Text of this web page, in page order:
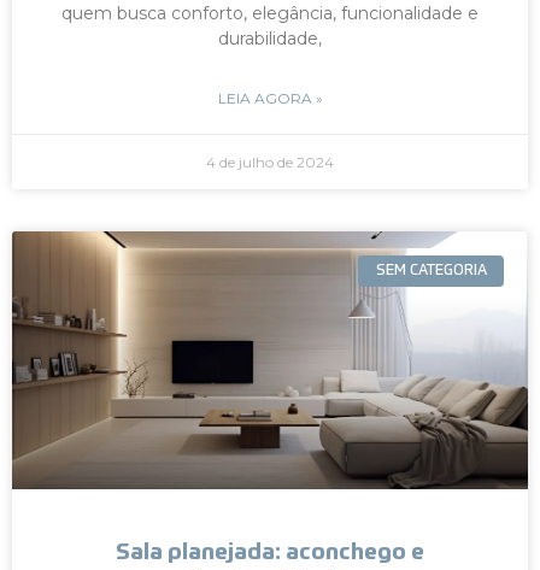
quem busca conforto, elegância, funcionalidade e
durabilidade,
LEIA AGORA »
4 de julho de 2024
SEM CATEGORIA
Sala planejada: aconchego e